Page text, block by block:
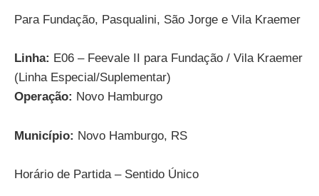
Para Fundação, Pasqualini, São Jorge e Vila Kraemer
Linha: E06 – Feevale II para Fundação / Vila Kraemer
(Linha Especial/Suplementar)
Operação: Novo Hamburgo
Município: Novo Hamburgo, RS
Horário de Partida – Sentido Único